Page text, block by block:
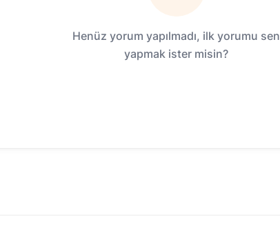
Henüz yorum yapılmadı, ilk yorumu sen
yapmak ister misin?